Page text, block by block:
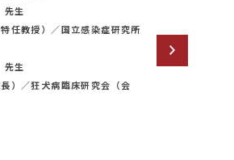
生
特任教授）／国立感染症研究所
生
長）／狂犬病臨床研究会（会